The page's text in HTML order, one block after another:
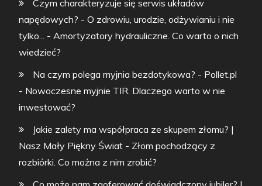
Czym charakteryzuje się serwis układów
napędowych? - O zdrowiu, urodzie, odżywianiu i nie
tylko...
- Amortyzatory hydrauliczne. Co warto o nich
wiedzieć?
Na czym polega myjnia bezdotykowa? - Pollet.pl
- Nowoczesne myjnie TIR. Dlaczego warto w nie
inwestować?
Jakie zalety ma współpraca ze skupem złomu? |
Nasz Mały Piękny Świat - Złom pochodzący z
rozbiórki. Co można z nim zrobić?